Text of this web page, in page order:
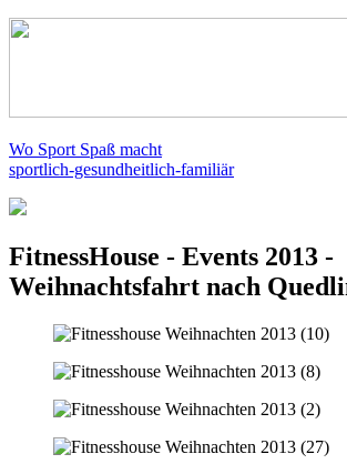
Wo Sport Spaß macht
sportlich-gesundheitlich-familiär
FitnessHouse - Events 2013 -
Weihnachtsfahrt nach